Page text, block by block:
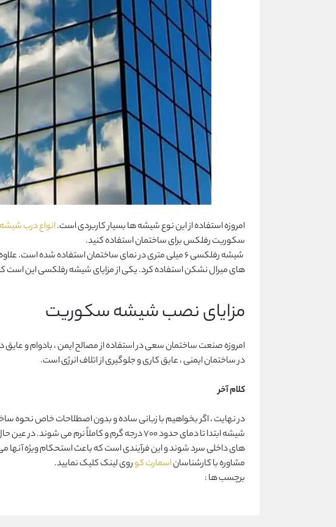
امروزه استفاده از این نوع شیشه ها بسیار کاربردی است.انواع درب
سکوریت رفلکس برای ساختمان استفاده کنید.
شیشه رفلکسی 6 میلی متری در نمای ساختمان استفاده
های میرال نشکن استفاده کرد. یکی از مزایای شیشه رفلکسی این است
مزایای نصب شیشه سکوریت
امروزه صنعت ساختمان سعی در استفاده از مصالح ایمن ، بادوام و
در ساختمان ایمنی ، عایق کاری و جلوگیری از اتلاف انرژی است.
کلام آخر
در نهایت ، اگر بخواهیم با زبانی ساده و بدون اصطلاحات خاص نحوه
شیشه ابتدا تا دمای حدود 700 درجه گرم و کاملاً
های داخلی سرد شوند و این فرآیندی است که باعث استحکام ویژه
مشاوره با کارشناساناسمارت کوروی لینک کلیک نمایید.
برچسب ها :